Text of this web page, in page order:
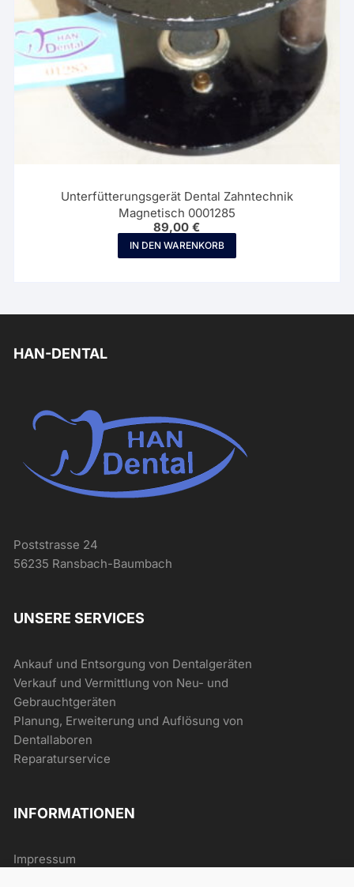
Unterfütterungsgerät Dental Zahntechnik
Magnetisch 0001285
89,00€
IN DEN WARENKORB
HAN-DENTAL
Poststrasse 24
56235 Ransbach-Baumbach
UNSERE SERVICES
Ankauf und Entsorgung von Dentalgeräten
Verkauf und Vermittlung von Neu- und
Gebrauchtgeräten
Planung, Erweiterung und Auflösung von
Dentallaboren
Reparaturservice
INFORMATIONEN
Impressum